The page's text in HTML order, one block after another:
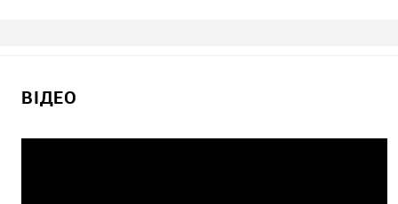
ВІДЕО